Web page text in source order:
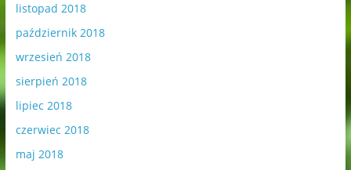
listopad 2018
październik 2018
wrzesień 2018
sierpień 2018
lipiec 2018
czerwiec 2018
maj 2018